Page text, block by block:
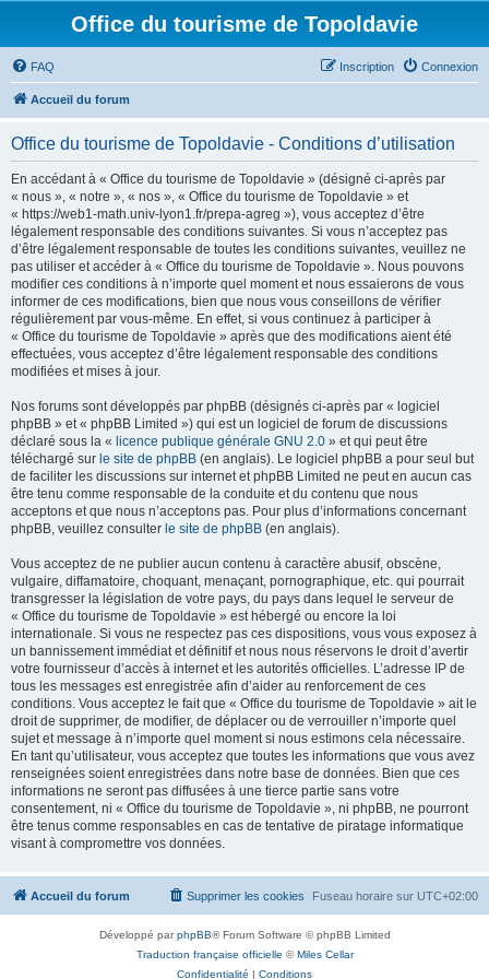
Office du tourisme de Topoldavie
FAQ Connexion
Inscription
Accueil du forum
Office du tourisme de Topoldavie - Conditions d’utilisation
En accédant à « Office du tourisme de Topoldavie » (désigné ci-après par
« nous », « notre », « nos », « Office du tourisme de Topoldavie » et
« https://web1-math.univ-lyon1.fr/prepa-agreg »), vous acceptez d’être
légalement responsable des conditions suivantes. Si vous n’acceptez pas
d’être légalement responsable de toutes les conditions suivantes, veuillez ne
pas utiliser et accéder à « Office du tourisme de Topoldavie ». Nous pouvons
modifier ces conditions à n’importe quel moment et nous essaierons de vous
informer de ces modifications, bien que nous vous conseillons de vérifier
régulièrement par vous-même. En effet, si vous continuez à participer à
« Office du tourisme de Topoldavie » après que des modifications aient été
effectuées, vous acceptez d’être légalement responsable des conditions
modifiées et mises à jour.
Nos forums sont développés par phpBB (désignés ci-après par « logiciel
phpBB » et « phpBB Limited ») qui est un logiciel de forum de discussions
déclaré sous la « licence publique générale GNU 2.0 » et qui peut être
téléchargé sur le site de phpBB (en anglais). Le logiciel phpBB a pour seul but
de faciliter les discussions sur internet et phpBB Limited ne peut en aucun cas
être tenu comme responsable de la conduite et du contenu que nous
acceptons et que nous n’acceptons pas. Pour plus d’informations concernant
phpBB, veuillez consulter le site de phpBB (en anglais).
Vous acceptez de ne publier aucun contenu à caractère abusif, obscène,
vulgaire, diffamatoire, choquant, menaçant, pornographique, etc. qui pourrait
transgresser la législation de votre pays, du pays dans lequel le serveur de
« Office du tourisme de Topoldavie » est hébergé ou encore la loi
internationale. Si vous ne respectez pas ces dispositions, vous vous exposez à
un bannissement immédiat et définitif et nous nous réservons le droit d’avertir
votre fournisseur d’accès à internet et les autorités officielles. L’adresse IP de
tous les messages est enregistrée afin d’aider au renforcement de ces
conditions. Vous acceptez le fait que « Office du tourisme de Topoldavie » ait le
droit de supprimer, de modifier, de déplacer ou de verrouiller n’importe quel
sujet et message à n’importe quel moment si nous estimons cela nécessaire.
En tant qu’utilisateur, vous acceptez que toutes les informations que vous avez
renseignées soient enregistrées dans notre base de données. Bien que ces
informations ne seront pas diffusées à une tierce partie sans votre
consentement, ni « Office du tourisme de Topoldavie », ni phpBB, ne pourront
être tenus comme responsables en cas de tentative de piratage informatique
visant à compromettre vos données.
Accueil du forum Fuseau horaire sur UTC+02:00
Supprimer les cookies
Développé parphpBB® Forum Software © phpBB Limited
Traduction française officielle ©Miles Cellar
Confidentialité | Conditions